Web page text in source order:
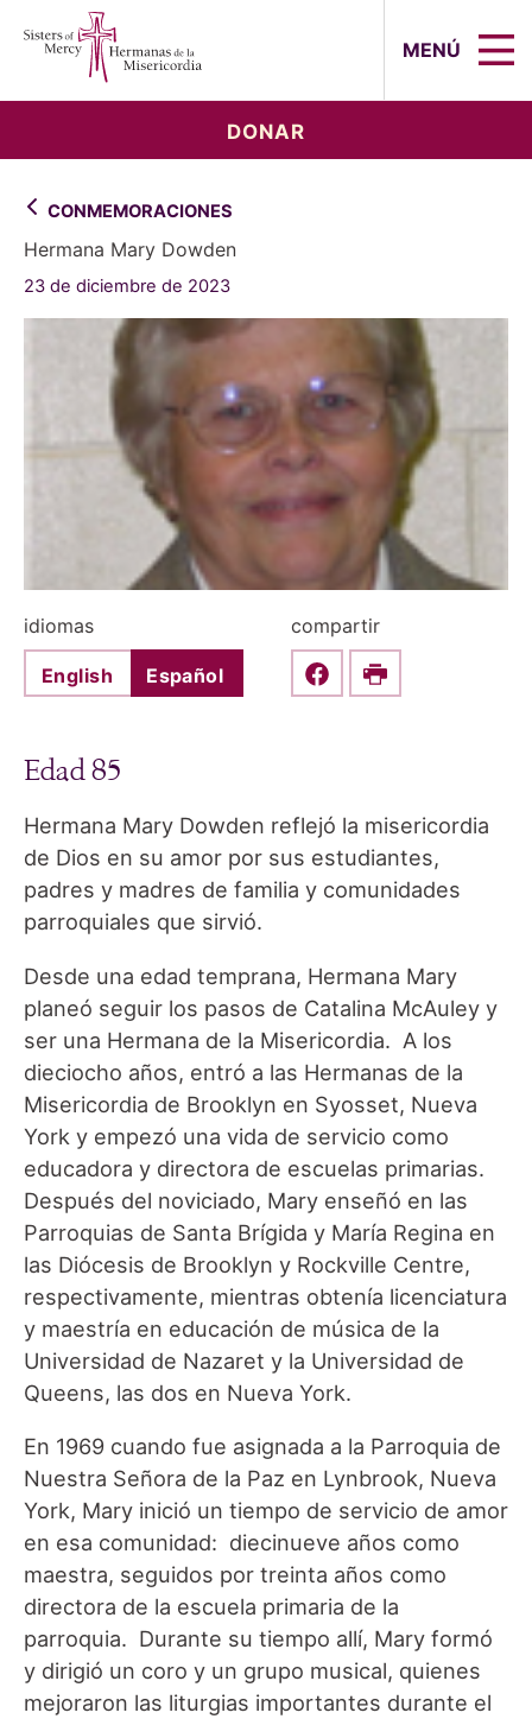
MENÚ
DONAR
CONMEMORACIONES
Hermana Mary Dowden
23 de diciembre de 2023
idiomas
English Español
compartir
Share this on Facebook
Print
Edad 85
Hermana Mary Dowden reflejó la misericordia
de Dios en su amor por sus estudiantes,
padres y madres de familia y comunidades
parroquiales que sirvió.
Desde una edad temprana, Hermana Mary
planeó seguir los pasos de Catalina McAuley y
ser una Hermana de la Misericordia. A los
dieciocho años, entró a las Hermanas de la
Misericordia de Brooklyn en Syosset, Nueva
York y empezó una vida de servicio como
educadora y directora de escuelas primarias.
Después del noviciado, Mary enseñó en las
Parroquias de Santa Brígida y María Regina en
las Diócesis de Brooklyn y Rockville Centre,
respectivamente, mientras obtenía licenciatura
y maestría en educación de música de la
Universidad de Nazaret y la Universidad de
Queens, las dos en Nueva York.
En 1969 cuando fue asignada a la Parroquia de
Nuestra Señora de la Paz en Lynbrook, Nueva
York, Mary inició un tiempo de servicio de amor
en esa comunidad: diecinueve años como
maestra, seguidos por treinta años como
directora de la escuela primaria de la
parroquia. Durante su tiempo allí, Mary formó
y dirigió un coro y un grupo musical, quienes
mejoraron las liturgias importantes durante el